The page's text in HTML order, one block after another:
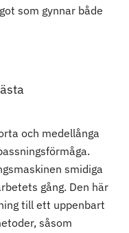
som gynnar både
och medellånga
smidiga
gång. Den här
till ett uppenbart
såsom